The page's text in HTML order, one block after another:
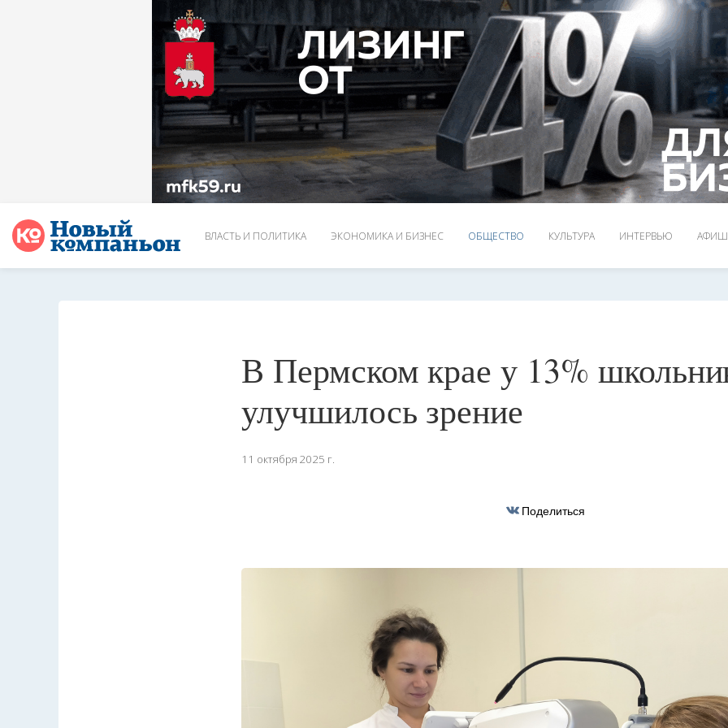
ВЛАСТЬ И ПОЛИТИКА ЭКОНОМИКА И БИЗНЕС ОБЩЕСТВО КУЛЬТУРА ИНТЕРВЬЮ
В Пермском крае у 13%
улучшилось зрение
11 октября 2025 г.
Поделиться